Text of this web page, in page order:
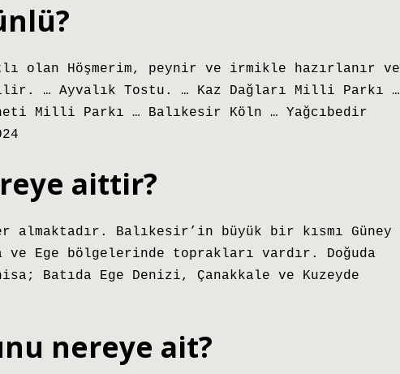
olan Höşmerim, peynir ve irmikle hazırlanır ve
… Ayvalık Tostu. … Kaz Dağları Milli Parkı …
Milli Parkı … Balıkesir Köln … Yağcıbedir
aittir?
almaktadır. Balıkesir’in büyük bir kısmı Güney
ve Ege bölgelerinde toprakları vardır. Doğuda
Batıda Ege Denizi, Çanakkale ve Kuzeyde
nereye ait?